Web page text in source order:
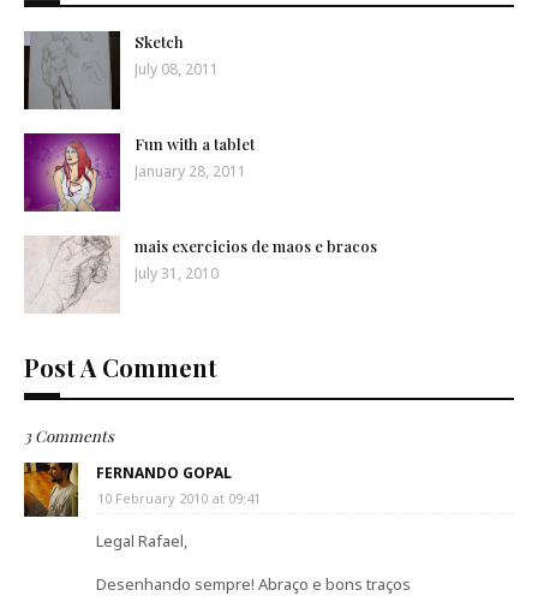
Sketch
July 08, 2011
Fun with a tablet
January 28, 2011
mais exercicios de maos e bracos
July 31, 2010
Post A Comment
3 Comments
FERNANDO GOPAL
10 February 2010 at 09:41
Legal Rafael,
Desenhando sempre! Abraço e bons traços